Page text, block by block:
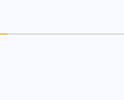
WIADOMOŚCI